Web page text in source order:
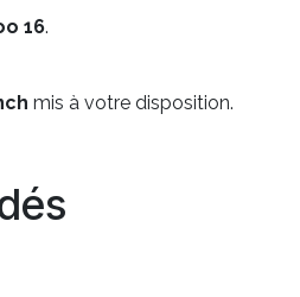
16.
mis à votre disposition.